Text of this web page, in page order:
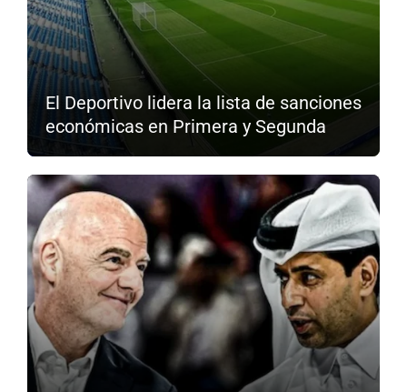
El Deportivo lidera la lista de sanciones
económicas en Primera y Segunda